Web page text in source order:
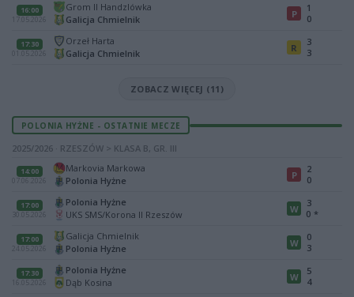
16:00
17.05.2026
Grom II Handzlówka
Galicja Chmielnik
P
1
0
17:30
01.05.2026
Orzeł Harta
Galicja Chmielnik
R
3
3
ZOBACZ WIĘCEJ (11)
POLONIA HYŻNE - OSTATNIE MECZE
2025/2026 · RZESZÓW > KLASA B, GR. III
14:00
07.06.2026
Markovia Markowa
Polonia Hyżne
P
2
0
17:00
30.05.2026
Polonia Hyżne
UKS SMS/Korona II Rzeszów
W
3
0 *
17:00
24.05.2026
Galicja Chmielnik
Polonia Hyżne
W
0
3
17:30
16.05.2026
Polonia Hyżne
Dąb Kosina
W
5
4